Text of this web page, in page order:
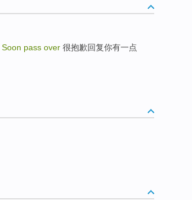
Soon pass over 很抱歉回复你有一点